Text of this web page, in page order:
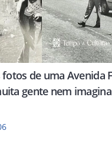
fotos de uma Avenida
gente nem